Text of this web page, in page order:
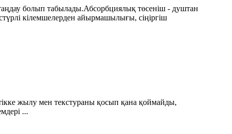
болып табылады.Абсорбциялық төсеніш - душтан
кілемшелерден айырмашылығы, сіңіргіш
жылу мен текстураны қосып қана қоймайды,
...